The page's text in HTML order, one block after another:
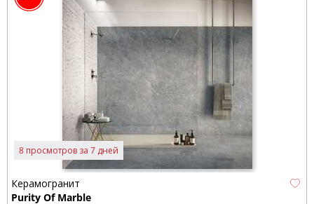
8 просмотров за 7 дней
Керамогранит
Purity Of Marble